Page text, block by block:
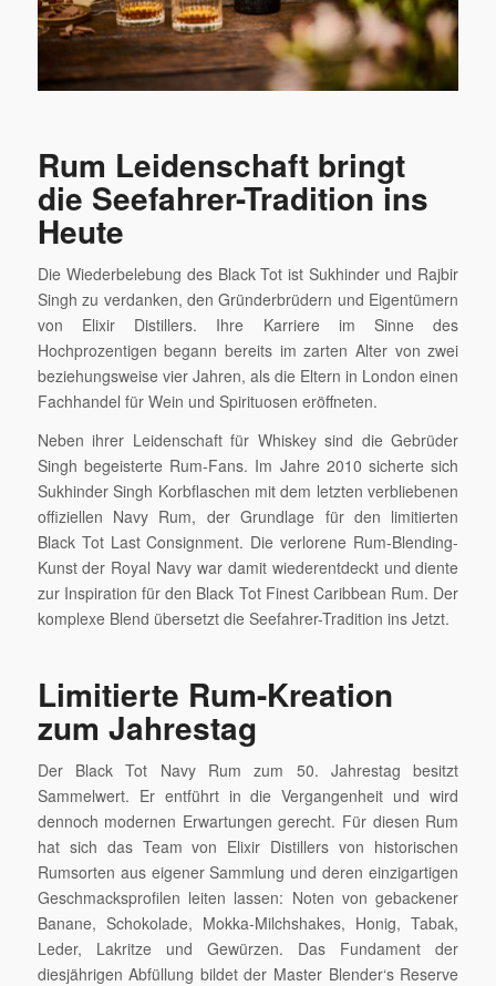
Rum Leidenschaft bringt
die Seefahrer-Tradition ins
Heute
Die Wiederbelebung des Black Tot ist Sukhinder und Rajbir
Singh zu verdanken, den Gründerbrüdern und Eigentümern
von Elixir Distillers. Ihre Karriere im Sinne des
Hochprozentigen begann bereits im zarten Alter von zwei
beziehungsweise vier Jahren, als die Eltern in London einen
Fachhandel für Wein und Spirituosen eröffneten.
Neben ihrer Leidenschaft für Whiskey sind die Gebrüder
Singh begeisterte Rum-Fans. Im Jahre 2010 sicherte sich
Sukhinder Singh Korbflaschen mit dem letzten verbliebenen
offiziellen Navy Rum, der Grundlage für den limitierten
Black Tot Last Consignment. Die verlorene Rum-Blending-
Kunst der Royal Navy war damit wiederentdeckt und diente
zur Inspiration für den Black Tot Finest Caribbean Rum. Der
komplexe Blend übersetzt die Seefahrer-Tradition ins Jetzt.
Limitierte Rum-Kreation
zum Jahrestag
Der Black Tot Navy Rum zum 50. Jahrestag besitzt
Sammelwert. Er entführt in die Vergangenheit und wird
dennoch modernen Erwartungen gerecht. Für diesen Rum
hat sich das Team von Elixir Distillers von historischen
Rumsorten aus eigener Sammlung und deren einzigartigen
Geschmacksprofilen leiten lassen: Noten von gebackener
Banane, Schokolade, Mokka-Milchshakes, Honig, Tabak,
Leder, Lakritze und Gewürzen. Das Fundament der
diesjährigen Abfüllung bildet der Master Blender‘s Reserve